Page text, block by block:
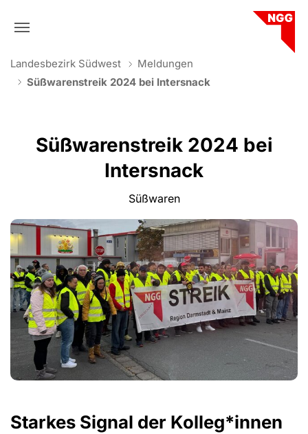
You are here:
Landesbezirk Südwest
Meldungen
Süßwarenstreik 2024 bei Intersnack
Süßwarenstreik 2024 bei
Intersnack
Süßwaren
Starkes Signal der Kolleg*innen